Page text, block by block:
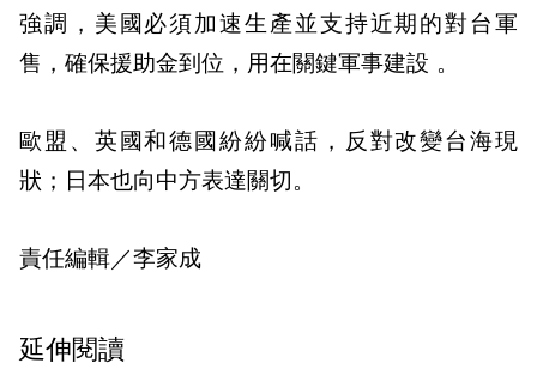
強調，美國必須加速生產並支持近期的對台軍
售，確保援助金到位，用在關鍵軍事建設 。
歐盟、英國和德國紛紛喊話，反對改變台海現
狀；日本也向中方表達關切。
責任編輯／李家成
延伸閱讀